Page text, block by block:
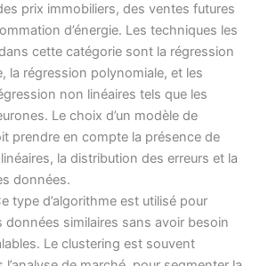
prix immobiliers, des ventes futures
d’énergie. Les techniques les
cette catégorie sont la régression
la régression polynomiale, et les
non linéaires tels que les
Le choix d’un modèle de
prendre en compte la présence de
la distribution des erreurs et la
données.
type d’algorithme est utilisé pour
données similaires sans avoir besoin
Le clustering est souvent